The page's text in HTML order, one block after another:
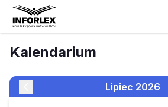
Kalendarium
lipiec 2026